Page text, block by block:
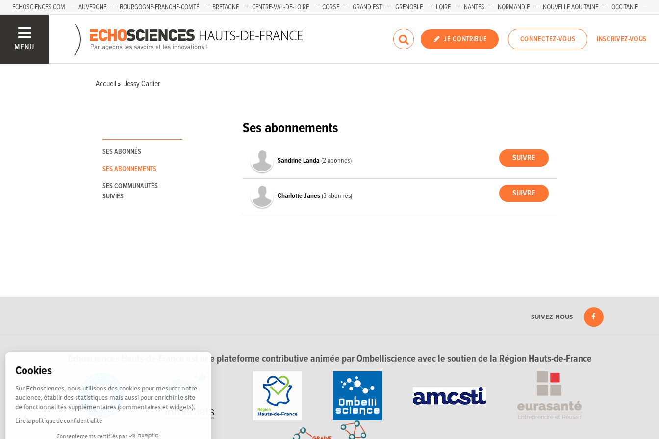
Cookies
Sur Echosciences, nous utilisons des cookies pour mesurer notre
audience, établir des statistiques mais aussi pour enrichir le site
de fonctionnalités supplémentaires (commentaires et widgets).
Lire la politique de confidentialité
Consentements certifiés par
ECHOSCIENCES.COM AUVERGNE BOURGOGNE-FRANCHE-COMTÉ BRETAGNE CENTRE-VAL-DE-LOIRE CORSE GRAND EST GRENOBLE LOIRE NANTES NORMANDIE NOUVELLE AQUITAINE
OCCITANIE
SAVOIE MONT-BLANC
MENU
JE CONTRIBUE CONNECTEZ-VOUS INSCRIVEZ-VOUS
Accueil Jessy Carlier
SES ABONNÉS
SES ABONNEMENTS
SES COMMUNAUTÉS
SUIVIES
Ses abonnements
Sandrine Landa(2 abonnés)
Charlotte Janes(3 abonnés)
SUIVEZ-NOUS
Echosciences Hauts-de-France est une plateforme contributive animée par Ombelliscience avec le soutien de la Région Hauts-de-France